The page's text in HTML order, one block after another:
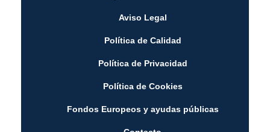
Aviso Legal
Política de Calidad
Política de Privacidad
Política de Cookies
Fondos Europeos y ayudas públicas